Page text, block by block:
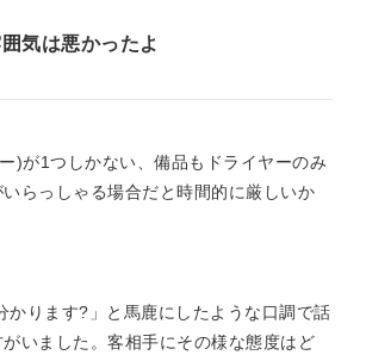
気は悪かったよ
)が1つしかない、備品もドライヤーのみ
らっしゃる場合だと時間的に厳しいか
かります?」と馬鹿にしたような口調で話
いました。客相手にその様な態度はど